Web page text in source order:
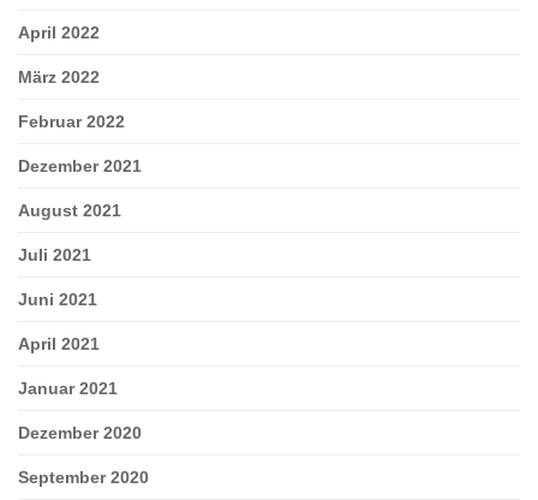
April 2022
März 2022
Februar 2022
Dezember 2021
August 2021
Juli 2021
Juni 2021
April 2021
Januar 2021
Dezember 2020
September 2020